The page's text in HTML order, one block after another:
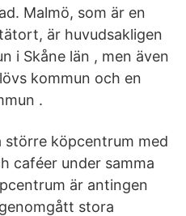
Malmö, som är en
är huvudsakligen
i Skåne län , men även
kommun och en
.
köpcentrum med
caféer under samma
är antingen
stora